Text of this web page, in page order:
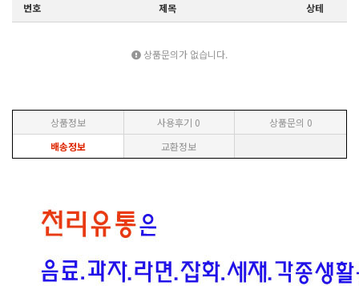
번호 제목 상테
상품문의가 없습니다.
상품정보 사용후기 0 상품문의 0
배송정보
교환정보